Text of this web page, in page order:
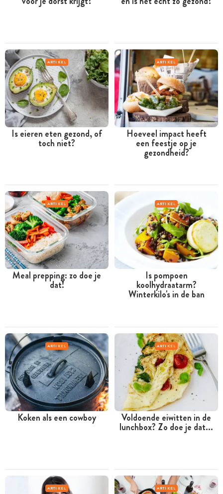
ARTIKEL
Is eieren eten gezond, of
toch niet?
ARTIKEL
Hoeveel impact heeft
een feestje op je
gezondheid?
ARTIKEL
Meal prepping: zo doe je
dat!
ARTIKEL
Is pompoen
koolhydraatarm?
Winterkilo's in de ban
ARTIKEL
Koken als een cowboy
ARTIKEL
Voldoende eiwitten in de
lunchbox? Zo doe je dat...
ARTIKEL ARTIKEL